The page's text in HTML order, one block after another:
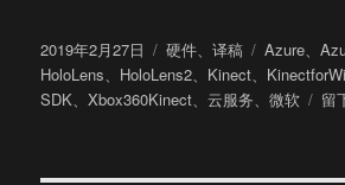
发
布
于
2019年2月27日
分
类
硬件、译稿
标
签
Azure、
HoloLens、 HoloLens2、 Kinect、
SDK、Xbox360Kinect、云服务、微软
于
全
留